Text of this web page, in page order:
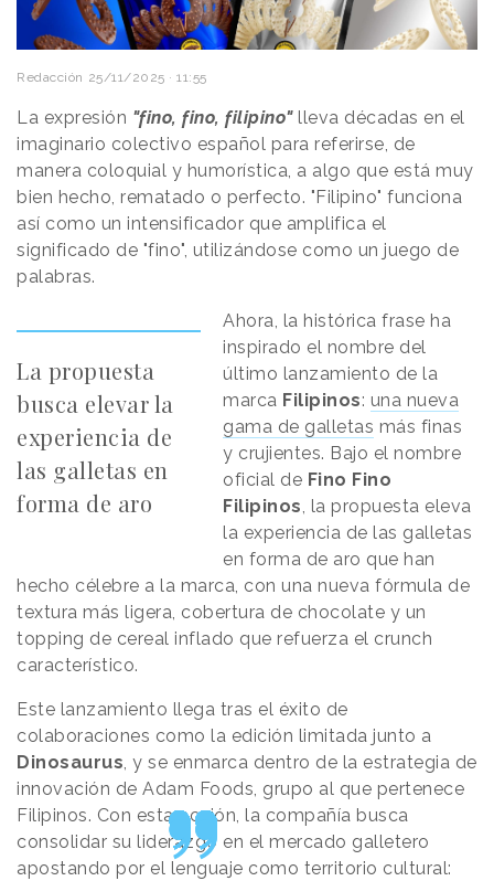
Redacción 25/11/2025 · 11:55
La expresión "fino, fino, filipino" lleva décadas en el
imaginario colectivo español para referirse, de
manera coloquial y humorística, a algo que está muy
bien hecho, rematado o perfecto. "Filipino" funciona
así como un intensificador que amplifica el
significado de "fino", utilizándose como un juego de
palabras.
La propuesta
busca elevar la
experiencia de
las galletas en
forma de aro
Ahora, la histórica frase ha
inspirado el nombre del
último lanzamiento de la
marca Filipinos: una nueva
gama de galletas más finas
y crujientes. Bajo el nombre
oficial de Fino Fino
Filipinos , la propuesta eleva
la experiencia de las galletas
en forma de aro que han
hecho célebre a la marca, con una nueva fórmula de
textura más ligera, cobertura de chocolate y un
topping de cereal inflado que refuerza el crunch
característico.
Este lanzamiento llega tras el éxito de
colaboraciones como la edición limitada junto a
Dinosaurus , y se enmarca dentro de la estrategia de
innovación de Adam Foods, grupo al que pertenece
Filipinos. Con esta acción, la compañía busca
consolidar su liderazgo en el mercado galletero
apostando por el lenguaje como territorio cultural: